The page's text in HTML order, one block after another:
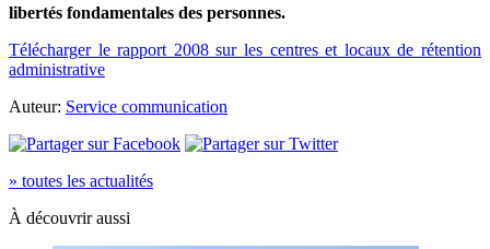
libertés fondamentales des personnes.
Télécharger le rapport 2008 sur les centres et locaux de rétention
administrative
Auteur: Service communication
» toutes les actualités
À découvrir aussi